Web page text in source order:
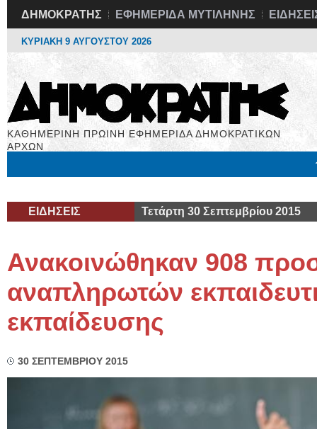
ΔΗΜΟΚΡΑΤΗΣ ΕΦΗΜΕΡΙΔΑ ΜΥΤΙΛΗΝΗΣ
ΚΥΡΙΑΚΗ 9 ΑΥΓΟΥΣΤΟΥ 2026
ΚΑΘΗΜΕΡΙΝΗ ΠΡΩΙΝΗ ΕΦΗΜΕΡΙΔΑ ΔΗΜΟΚΡΑΤΙΚΩΝ
ΑΡΧΩΝ
ΕΙΔΗΣΕΙΣ Τετάρτη 30 Σεπτεμβρίου 2015
Ανακοινώθηκαν 908
αναπληρωτών
εκπαίδευσης
30 ΣΕΠΤΕΜΒΡΙΟΥ 2015